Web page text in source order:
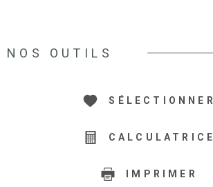
NOS OUTILS
SÉLECTIONNER
CALCULATRICE
IMPRIMER